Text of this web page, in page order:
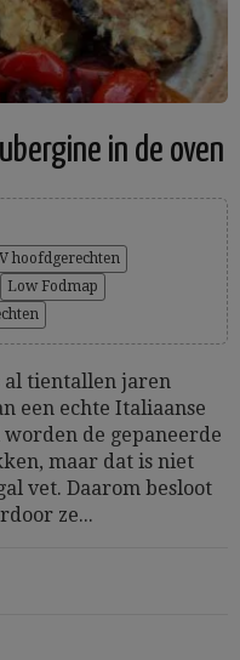
in de oven
hoofdgerechten
Low Fodmap
al tientallen jaren
een echte Italiaanse
de gepaneerde
maar dat is niet
vet. Daarom besloot
ze...